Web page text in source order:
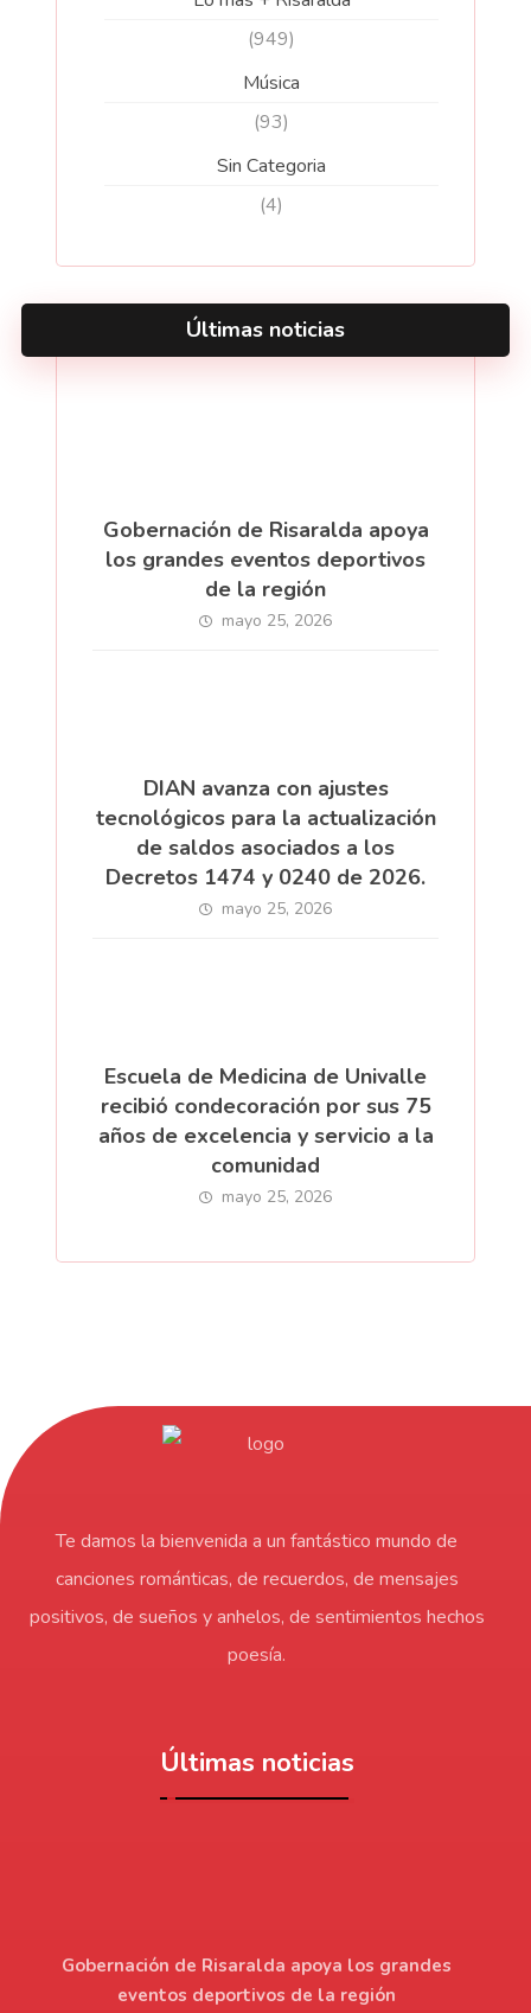
(949)
Música
(93)
Sin Categoria
(4)
Últimas noticias
Gobernación de Risaralda apoya
los grandes eventos deportivos
de la región
mayo 25, 2026
DIAN avanza con ajustes
tecnológicos para la actualización
de saldos asociados a los
Decretos 1474 y 0240 de 2026.
mayo 25, 2026
Escuela de Medicina de Univalle
recibió condecoración por sus 75
años de excelencia y servicio a la
comunidad
mayo 25, 2026
Te damos la bienvenida a un fantástico mundo de
canciones románticas, de recuerdos, de mensajes
positivos, de sueños y anhelos, de sentimientos hechos
poesía.
Últimas noticias
Gobernación de Risaralda apoya los grandes
eventos deportivos de la región